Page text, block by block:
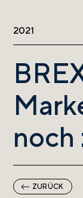
2021
noch
ZURÜCK